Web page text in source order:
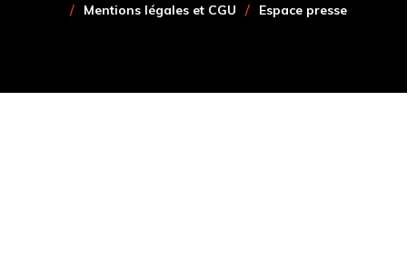
Mentions légales et CGU
Espace presse